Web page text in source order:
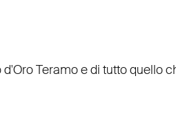
Teramo e di tutto quello